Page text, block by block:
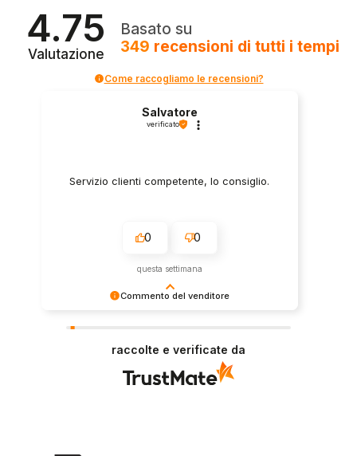
4.75
Valutazione
Basato su
349 recensioni di tutti i tempi
Come raccogliamo le recensioni?
Commento del venditore
fornire il servizio giusto a clienti così fantastici.
Salvatore
verificato
Servizio clienti competente, lo consiglio.
0 0
questa settimana
raccolte e verificate da